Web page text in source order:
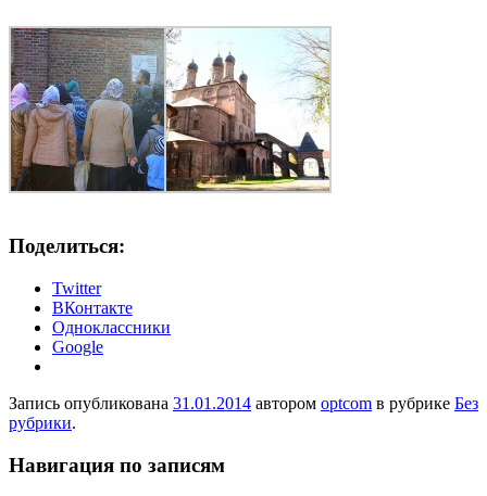
Поделиться:
Twitter
ВКонтакте
Одноклассники
Google
Запись опубликована 31.01.2014 автором optcom в рубрике Без
рубрики.
Навигация по записям